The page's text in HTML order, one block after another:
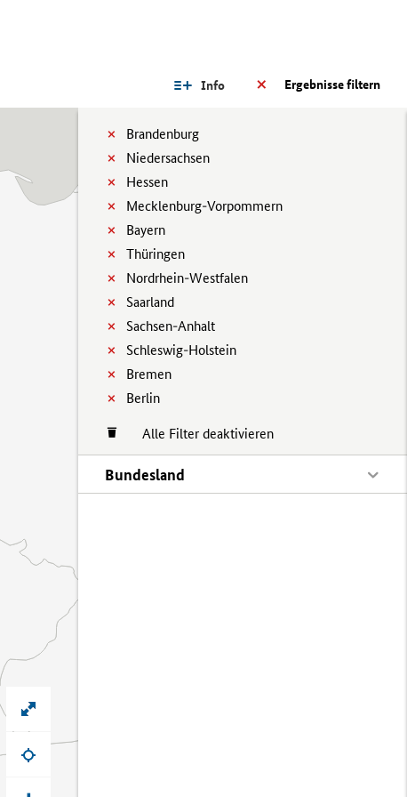
Ergebnisse filtern
Info
Brandenburg
Niedersachsen
Hessen
Mecklenburg-Vorpommern
Bayern
Thüringen
Nordrhein-Westfalen
Saarland
Sachsen-Anhalt
Schleswig-Holstein
Bremen
Berlin
Alle Filter deaktivieren
Bundesland